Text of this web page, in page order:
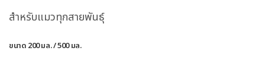
สำหรับแมวทุกสายพันธุ์
ขนาด 200 มล. / 500 มล.